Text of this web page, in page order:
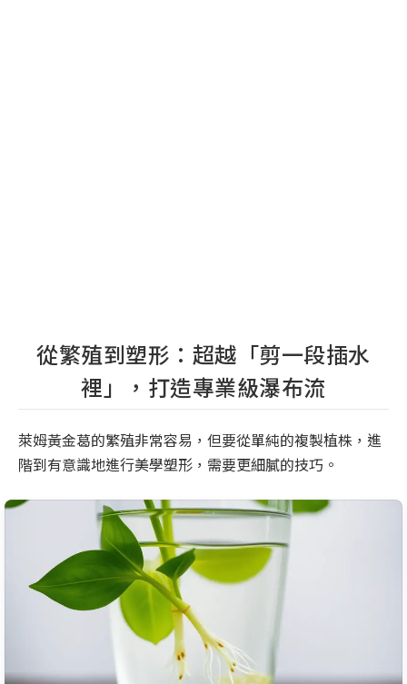
從繁殖到塑形：超越「剪一段插水
裡」，打造專業級瀑布流
萊姆黃金葛的繁殖非常容易，但要從單純的複製植株，進
階到有意識地進行美學塑形，需要更細膩的技巧。